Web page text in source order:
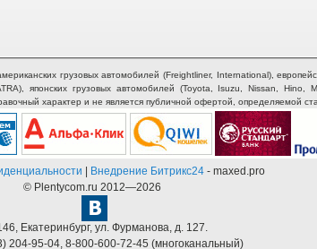
грузовых автомобилей (Freightliner, International),
японских грузовых автомобилей (Toyota, Isuzu, Nissan, Hino,
характер и не является публичной офертой, определяемой
Внедрение Битрикс24 - maxed.pro
© Plentycom.ru 2012—2026
, Екатеринбург, ул. Фурманова, д. 127.
204-95-04, 8-800-600-72-45 (многоканальный)